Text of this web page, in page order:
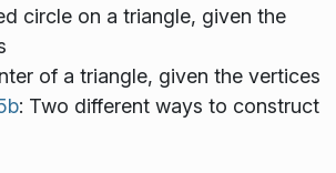
circle on a triangle, given the
of a triangle, given the vertices
: Two different ways to construct